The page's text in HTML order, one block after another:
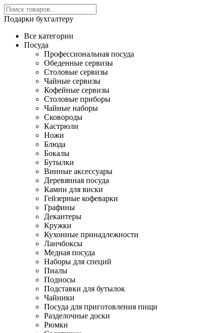
Подарки бухгалтеру
Все категории
Посуда
Профессиональная посуда
Обеденные сервизы
Столовые сервизы
Чайные сервизы
Кофейные сервизы
Столовые приборы
Чайные наборы
Сковороды
Кастрюли
Ножи
Блюда
Бокалы
Бутылки
Винные аксессуары
Деревянная посуда
Камни для виски
Гейзерные кофеварки
Графины
Декантеры
Кружки
Кухонные принадлежности
Ланчбоксы
Медная посуда
Наборы для специй
Пиалы
Подносы
Подставки для бутылок
Чайники
Посуда для приготовления пищи
Разделочные доски
Рюмки